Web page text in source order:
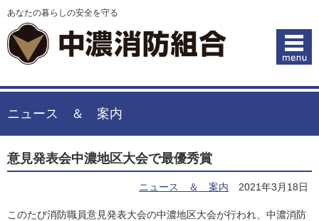
あなたの暮らしの安全を守る
ニュース ＆ 案内
意見発表会中濃地区大会で最優秀賞
ニュース ＆ 案内 2021年3月18日
このたび消防職員意見発表大会の中濃地区大会が行われ、中濃消防